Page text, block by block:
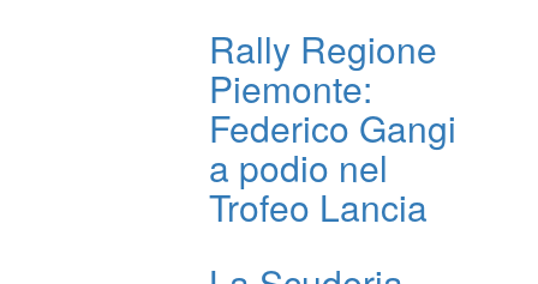
Rally Regione
Piemonte:
Federico Gangi
a podio nel
Trofeo Lancia